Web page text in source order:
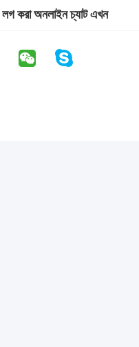
লগ করা অনলাইন চ্যাট এখন